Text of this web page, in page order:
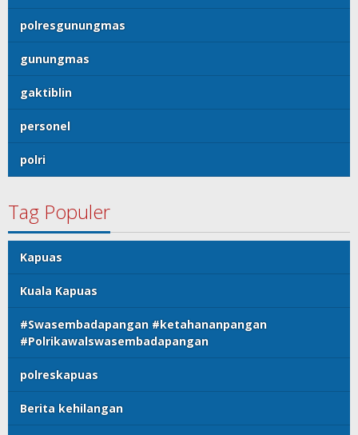
polresgunungmas
gunungmas
gaktiblin
personel
polri
Tag Populer
Kapuas
Kuala Kapuas
#Swasembadapangan #ketahananpangan
#Polrikawalswasembadapangan
polreskapuas
Berita kehilangan